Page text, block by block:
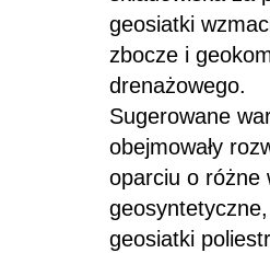
geosiatki
zbocze i
drenażowego.
Sugerowane
obejmowały
oparciu o różne
geosiatki